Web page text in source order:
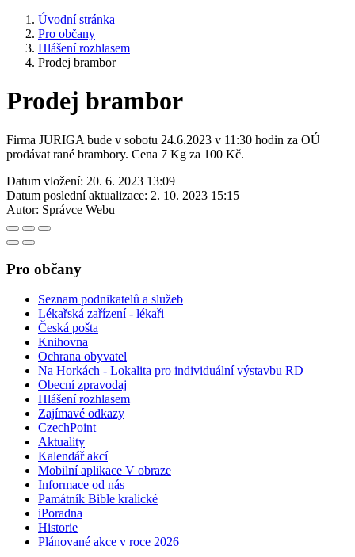
Úvodní stránka
Pro občany
Hlášení rozhlasem
Prodej brambor
Prodej brambor
Firma JURIGA bude v sobotu 24.6.2023 v 11:30 hodin za OÚ
prodávat rané brambory. Cena 7 Kg za 100 Kč.
Datum vložení: 20. 6. 2023 13:09
Datum poslední aktualizace: 2. 10. 2023 15:15
Autor: Správce Webu
Pro občany
Seznam podnikatelů a služeb
Lékařská zařízení - lékaři
Česká pošta
Knihovna
Ochrana obyvatel
Na Horkách - Lokalita pro individuální výstavbu RD
Obecní zpravodaj
Hlášení rozhlasem
Zajímavé odkazy
CzechPoint
Aktuality
Kalendář akcí
Mobilní aplikace V obraze
Informace od nás
Památník Bible kralické
iPoradna
Historie
Plánované akce v roce 2026